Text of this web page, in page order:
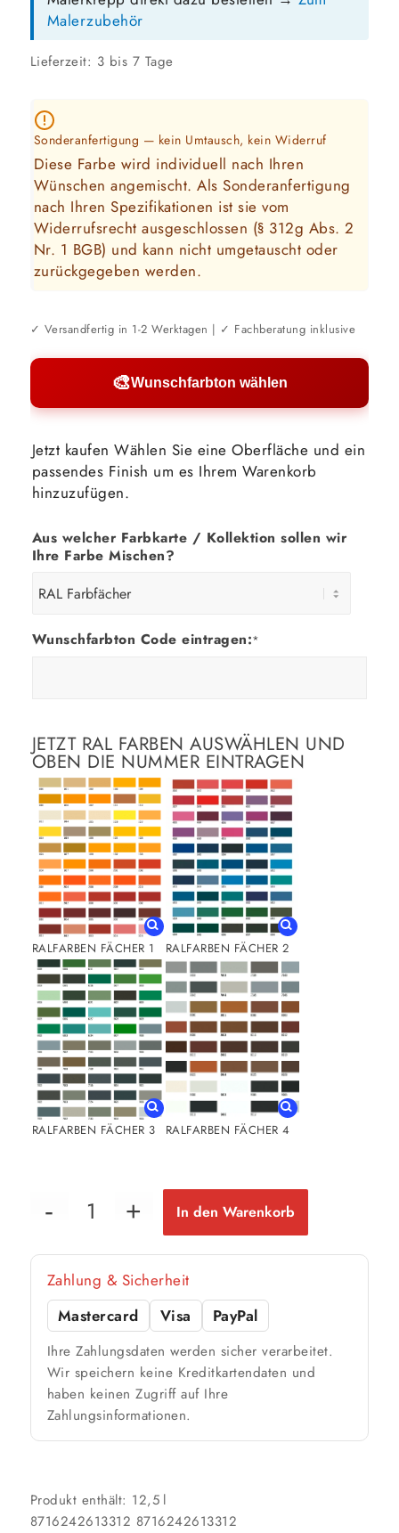
89 m²
📏 Ihre Fläche
🎨 Jetziger Zustand
Farbig / dunkel
2 Anstriche empfohlen
1 Anstrich reicht meist
Werte sind Richtwerte und können je nach Untergrund und Werkzeug
abweichen. Für 10 % Reserve wird automatisch aufgerundet.
Malerzubehör
Lieferzeit: 3 bis 7 Tage
Sonderanfertigung — kein Umtausch, kein Widerruf
Diese Farbe wird individuell nach Ihren
Wünschen angemischt. Als Sonderanfertigung
nach Ihren Spezifikationen ist sie vom
Widerrufsrecht ausgeschlossen (§ 312g Abs. 2
Nr. 1 BGB) und kann nicht umgetauscht oder
zurückgegeben werden.
✓ Versandfertig in 1-2 Werktagen | ✓ Fachberatung inklusive
🎨Wunschfarbton wählen
Jetzt kaufen Wählen Sie eine Oberfläche und ein
passendes Finish um es Ihrem Warenkorb
hinzuzufügen.
Aus welcher Farbkarte / Kollektion sollen wir
Ihre Farbe Mischen?
Wunschfarbton Code eintragen:*
JETZT RAL FARBEN AUSWÄHLEN UND
OBEN DIE NUMMER EINTRAGEN
RALFARBEN FÄCHER 1 RALFARBEN FÄCHER 2
RALFARBEN FÄCHER 3 RALFARBEN FÄCHER 4
In den Warenkorb
Zahlung & Sicherheit
Mastercard
Visa PayPal
Ihre Zahlungsdaten werden sicher verarbeitet.
Wir speichern keine Kreditkartendaten und
haben keinen Zugriff auf Ihre
Zahlungsinformationen.
Produkt enthält: 12,5 l
8716242613312 8716242613312